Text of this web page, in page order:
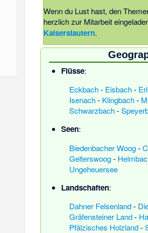
Wenn du Lust hast, den
herzlich zur Mitarbeit
Kaiserslautern.
Flüsse:
Eckbach- Eisbach-
Isenach- Klingbach-
Schwarzbach-
Seen:
Biedenbacher Woog-
Gelterswoog-
Ungeheuersee
Landschaften:
Dahner Felsenland-
Gräfensteiner Land-
Pfälzisches Holzland-